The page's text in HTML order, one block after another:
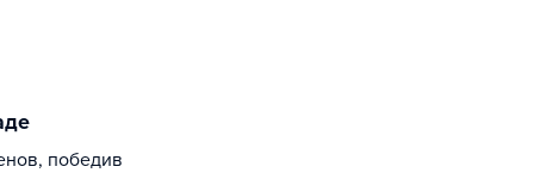
победив